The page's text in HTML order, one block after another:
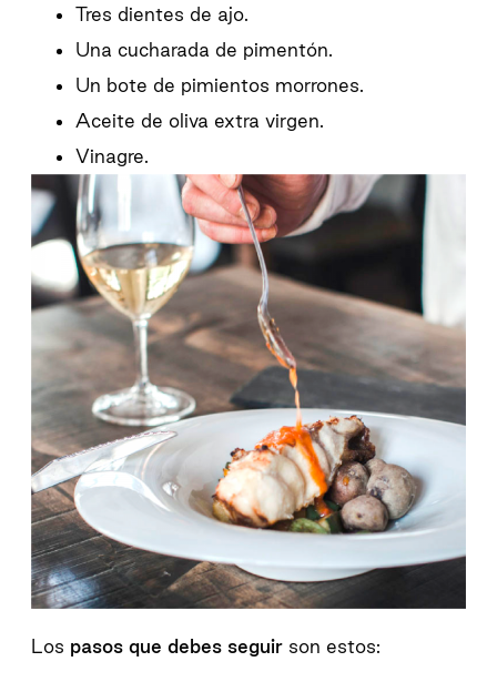
Tres dientes de ajo.
Una cucharada de pimentón.
Un bote de pimientos morrones.
Aceite de oliva extra virgen.
Vinagre.
Los pasos que debes seguirson estos: